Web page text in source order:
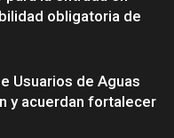
obligatoria de
Usuarios de Aguas
y acuerdan fortalecer